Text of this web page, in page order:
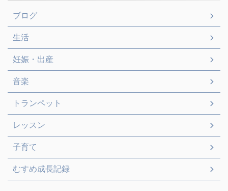
ブログ
生活
妊娠・出産
音楽
トランペット
レッスン
子育て
むすめ成長記録